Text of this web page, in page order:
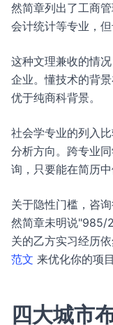
然简章列出了工商
会计统计等专业，
这种文理兼收的情
企业。懂技术的背
优于纯商科背景。
社会学专业的列入
分析方向。跨专业
询，只要能在简历中
关于隐性门槛，咨
然简章未明说"985/
关的乙方实习经历
范文 来优化你的项
四大城市